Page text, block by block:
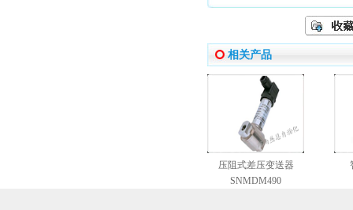
相关产品
压阻式差压变送器
SNMDM490